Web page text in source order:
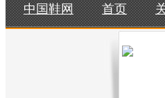
中国鞋网 首页